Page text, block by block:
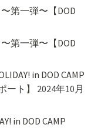
第一弾〜【DOD
第一弾〜【DOD
in DOD CAMP
ート】
2024年10月
in DOD CAMP